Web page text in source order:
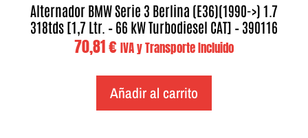
Alternador BMW Serie 3 Berlina (E36)(1990->) 1.7
318tds [1,7 Ltr. – 66 kW Turbodiesel CAT] – 390116
70,81€ IVA y Transporte Incluido
Añadir al carrito